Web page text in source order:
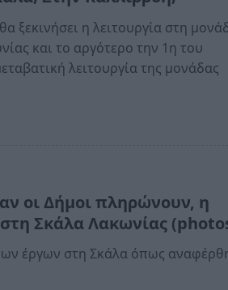
ξεκινήσει η λειτουργία στη
και το αργότερο την 1η του
λειτουργία της μονάδας
οι Δήμοι πληρώνουν, η
Σκάλα Λακωνίας
έργων στη Σκάλα όπως